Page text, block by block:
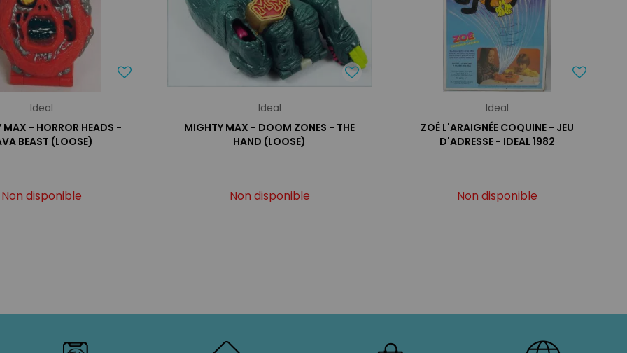
Ideal
MAX - HORROR HEADS -
BEAST (LOOSE)
Non disponible
Ideal
MIGHTY MAX - DOOM ZONES - THE
HAND (LOOSE)
Non disponible
Ideal
ZOÉ L'ARAIGNÉE COQUINE - JEU
D'ADRESSE - IDEAL 1982
Non disponible